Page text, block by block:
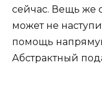
сейчас. Вещь же
может не
помощь
Абстрактный